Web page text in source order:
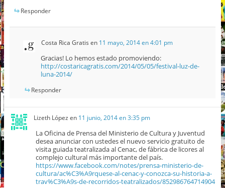
Responder
Costa Rica Gratis en 11 mayo, 2014 en 4:01 pm
Gracias! Lo hemos estado promoviendo:
http://costaricagratis.com/2014/05/05/festival-luz-de-
luna-2014/
Responder
Lizeth López en 11 junio, 2014 en 3:35 pm
La Oficina de Prensa del Ministerio de Cultura y Juventud
desea anunciar con ustedes el nuevo servicio gratuito de
visita guiada teatralizada al Cenac, de fábrica de licores al
complejo cultural más importante del país.
https://www.facebook.com/notes/prensa-ministerio-de-
cultura/ac%C3%A9rquese-al-cenac-y-conozca-su-historia-a-
trav%C3%A9s-de-recorridos-teatralizados/852986764714904